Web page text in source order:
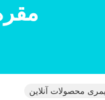
محصولات آنلاین